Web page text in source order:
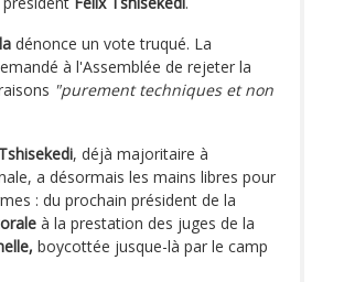
dénonce un vote truqué. La
à l'Assemblée de rejeter la
"purement techniques et non
, déjà majoritaire à
a désormais les mains libres pour
: du prochain président de la
à la prestation des juges de la
boycottée jusque-là par le camp